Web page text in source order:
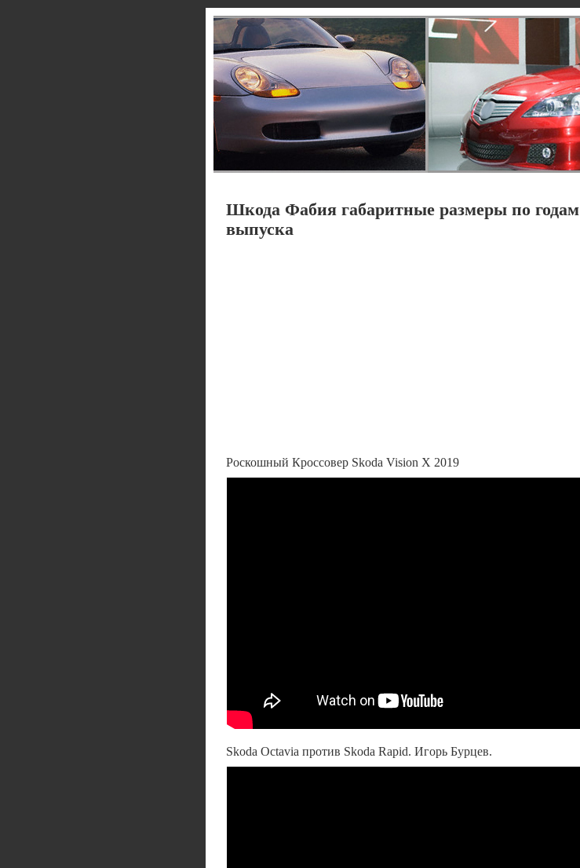
Шкода Фабия габаритные размеры по годам
выпуска
Роскошный Кроссовер Skoda Vision X 2019
Skoda Octavia против Skoda Rapid. Игорь Бурцев.